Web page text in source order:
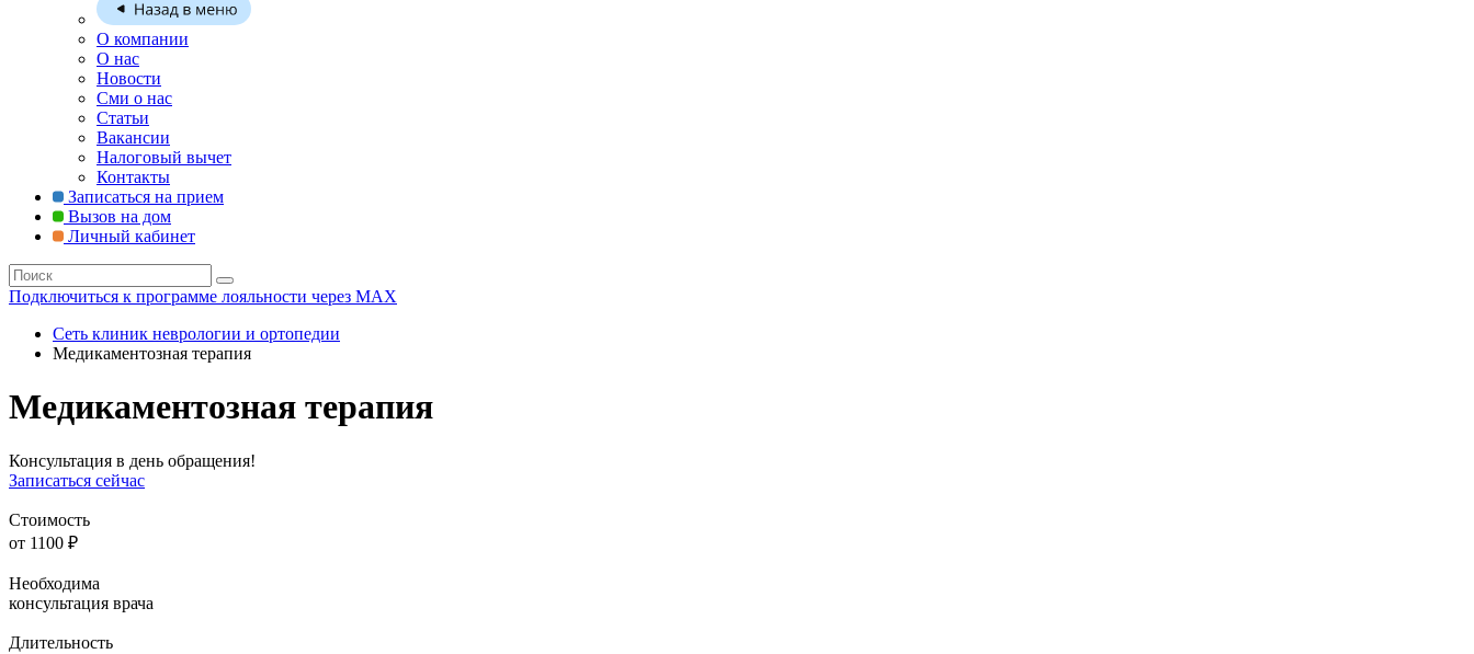
О компании
О нас
Новости
Сми о нас
Статьи
Вакансии
Налоговый вычет
Контакты
Записаться на прием
Вызов на дом
Личный кабинет
Подключиться к программе лояльности через MAX
Сеть клиник неврологии и ортопедии
Медикаментозная терапия
Медикаментозная терапия
Консультация в день обращения!
Записаться сейчас
Стоимость
от 1100 ₽
Необходима
консультация врача
Длительность